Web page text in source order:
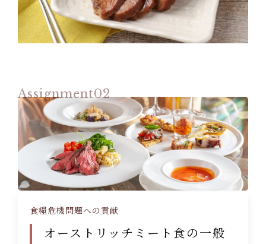
Assignment02
食糧危機問題への貢献
オーストリッチミート食の一般